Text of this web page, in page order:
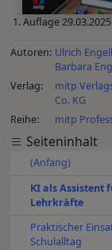
1. Auflage29.03.2025
Autoren Ulrich
Barbara
Verlag
mitp
Co. KG
Reihe
mitp
Seiteninhalt
(Anfang)
KI als Assistent
Lehrkräfte
Praktischer
Schulalltag